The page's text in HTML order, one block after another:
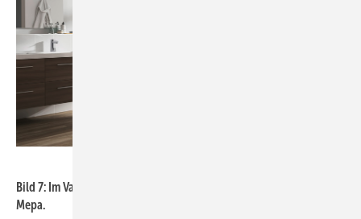
Bild 7: Im VariVit-Vorwandsystem einsetzbares Air-WC-Element von
Mepa.